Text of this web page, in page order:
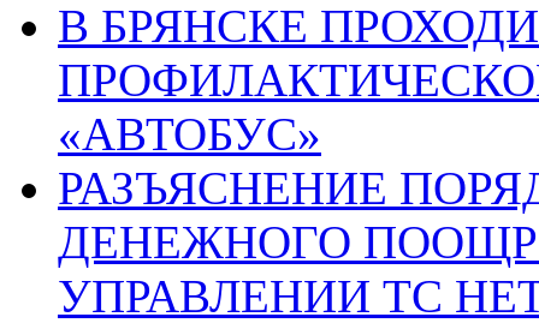
В БРЯНСКЕ
«АВТОБУС»
РАЗЪЯСНЕНИЕ
ДЕНЕЖНОГО
УПРАВЛЕНИИ ТС